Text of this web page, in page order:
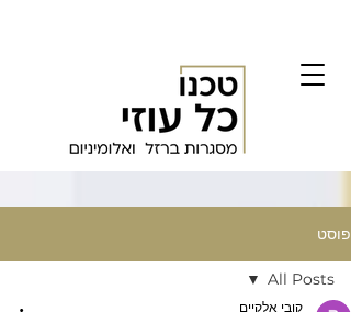
פוסט
All Posts
קובי אלקיים